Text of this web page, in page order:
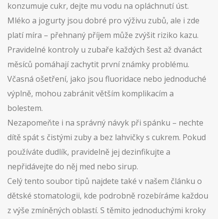
konzumuje cukr, dejte mu vodu na opláchnutí úst.
Mléko a jogurty jsou dobré pro výživu zubů, ale i zde
platí míra – přehnaný příjem může zvýšit riziko kazu.
Pravidelné kontroly u zubaře každých šest až dvanáct
měsíců pomáhají zachytit první známky problému.
Včasná ošetření, jako jsou fluoridace nebo jednoduché
výplně, mohou zabránit větším komplikacím a
bolestem.
Nezapomeňte i na správný návyk při spánku – nechte
dítě spát s čistými zuby a bez lahvičky s cukrem. Pokud
používáte dudlík, pravidelně jej dezinfikujte a
nepřidávejte do něj med nebo sirup.
Celý tento soubor tipů najdete také v našem článku o
dětské stomatologii, kde podrobně rozebíráme každou
z výše zmíněných oblastí. S těmito jednoduchými kroky